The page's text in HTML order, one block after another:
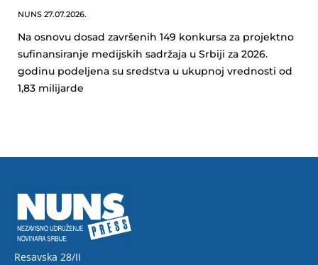
NUNS 27.07.2026.
Na osnovu dosad završenih 149 konkursa za projektno
sufinansiranje medijskih sadržaja u Srbiji za 2026.
godinu podeljena su sredstva u ukupnoj vrednosti od
1,83 milijarde
Resavska 28/II